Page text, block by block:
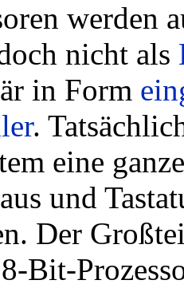
werden
nicht als
in Form
.
eine
und
Der
Bit-